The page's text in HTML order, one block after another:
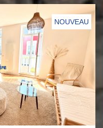
NOUVEAU